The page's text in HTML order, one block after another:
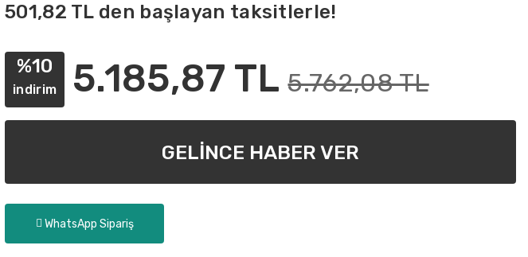
501,82 TL den başlayan taksitlerle!
%10
indirim 5.185,87 TL 5.762,08 TL
GELİNCE HABER VER
WhatsApp Sipariş